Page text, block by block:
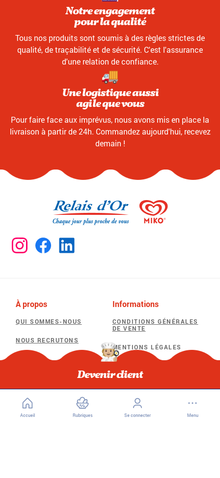
Devenir client
Notre engagement
pour la qualité
Tous nos produits sont soumis à des règles strictes de
qualité, de traçabilité et de sécurité. C'est l'assurance
d'une relation de confiance.
Une logistique aussi
agile que vous
Pour faire face aux imprévus, nous avons mis en place la
livraison à partir de 24h. Commandez aujourd'hui, recevez
demain !
À propos
QUI SOMMES-NOUS
NOUS RECRUTONS
F.A.Q
Informations
CONDITIONS GÉNÉRALES
DE VENTE
MENTIONS LÉGALES
CONFIDENTIALITÉ
POLITIQUE D’UTILISATION
DES COOKIES
Accueil Rubriques Se connecter Menu